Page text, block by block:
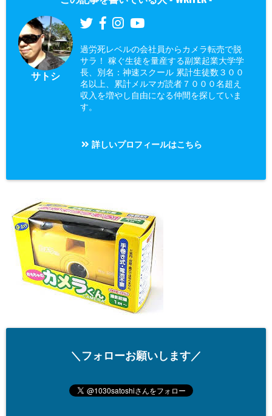
サトシ
過労死レベルの会社員からカメラ転売で脱
サラ！ 稼ぐ生徒を量産する副業起業大学学
長、別名：神速スクール 累計生徒数３００
名以上、累計メルマガ読者７０００名超え
収入を増やし自由になる仲間を探していま
す。
詳しいプロフィールはこちら
＼フォローお願いします／